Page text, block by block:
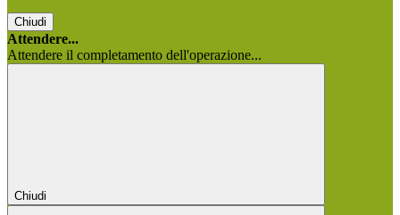
Chiudi
Attendere...
Attendere il completamento dell'operazione...
Chiudi